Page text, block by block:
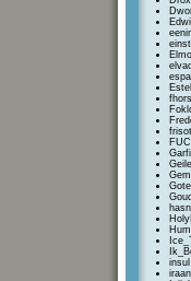
elvad
insul